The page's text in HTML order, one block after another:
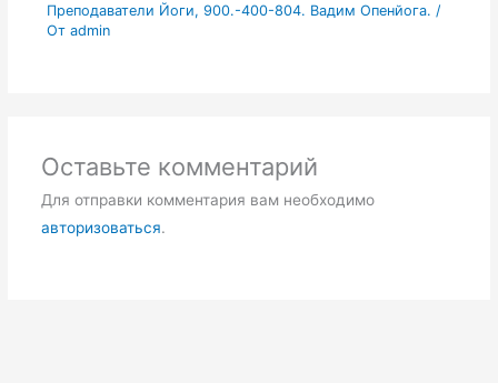
Преподаватели Йоги, 900.-400-804. Вадим Опенйога. /
От admin
Оставьте комментарий
Для отправки комментария вам необходимо
авторизоваться.